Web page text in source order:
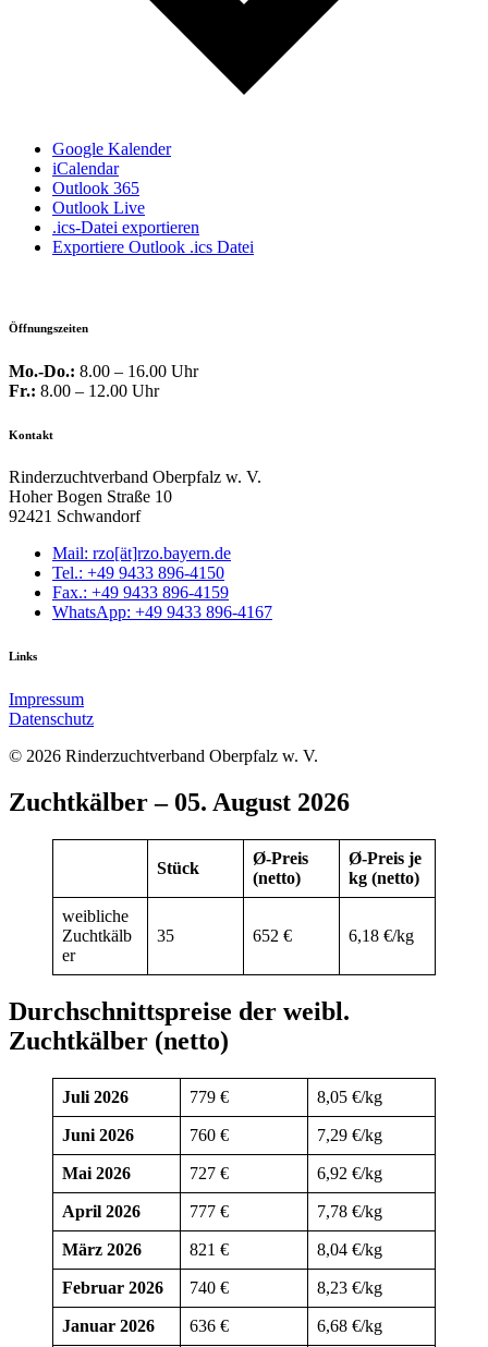
Google Kalender
iCalendar
Outlook 365
Outlook Live
.ics-Datei exportieren
Exportiere Outlook .ics Datei
Öffnungszeiten
Mo.-Do.: 8.00 – 16.00 Uhr
Fr.: 8.00 – 12.00 Uhr
Kontakt
Rinderzuchtverband Oberpfalz w. V.
Hoher Bogen Straße 10
92421 Schwandorf
Mail: rzo[ät]rzo.bayern.de
Tel.: +49 9433 896-4150
Fax.: +49 9433 896-4159
WhatsApp: +49 9433 896-4167
Links
Impressum
Datenschutz
© 2026 Rinderzuchtverband Oberpfalz w. V.
Zuchtkälber – 05. August 2026
Stück
Ø-Preis
(netto)
Ø-Preis je
kg (netto)
weibliche
Zuchtkälb
er
35 652 € 6,18 €/kg
Durchschnittspreise der weibl.
Zuchtkälber (netto)
Juli 2026 779 € 8,05 €/kg
Juni 2026 760 € 7,29 €/kg
Mai 2026 727 € 6,92 €/kg
April 2026 777 € 7,78 €/kg
März 2026 821 € 8,04 €/kg
Februar 2026 740 € 8,23 €/kg
Januar 2026 636 € 6,68 €/kg